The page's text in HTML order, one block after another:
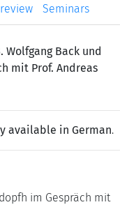
Seminars
Wolfgang Back und
mit Prof. Andreas
available in German.
im Gespräch mit